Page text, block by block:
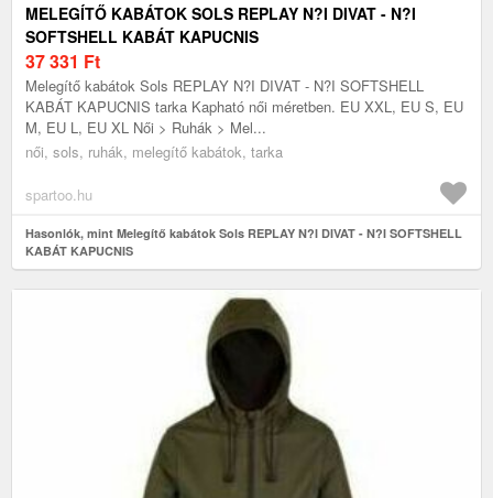
MELEGÍTŐ KABÁTOK SOLS REPLAY N?I DIVAT - N?I
SOFTSHELL KABÁT KAPUCNIS
37 331 Ft
Melegítő kabátok Sols REPLAY N?I DIVAT - N?I SOFTSHELL
KABÁT KAPUCNIS tarka Kapható női méretben. EU XXL, EU S, EU
M, EU L, EU XL Női > Ruhák > Mel...
női, sols, ruhák, melegítő kabátok, tarka
spartoo.hu
Hasonlók, mint Melegítő kabátok Sols REPLAY N?I DIVAT - N?I SOFTSHELL
KABÁT KAPUCNIS